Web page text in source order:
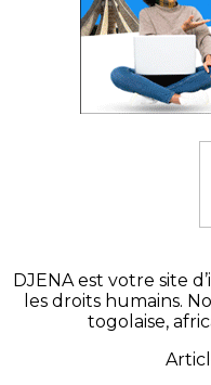
DJENA est votre site
les droits humains.
togolaise,